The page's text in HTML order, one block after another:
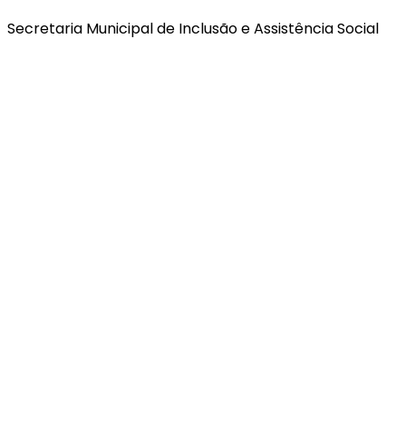
Secretaria Municipal de Inclusão e Assistência Social